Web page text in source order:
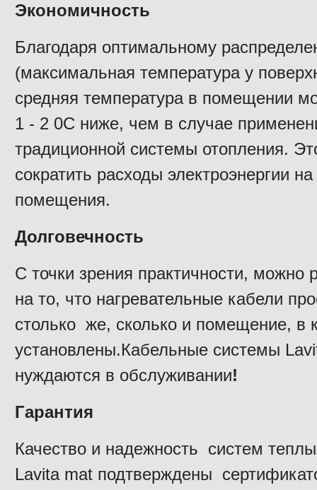
Экономичность
Благодаря оптимальному
(максимальная температура у
средняя температура в помещении
1 - 2 0С ниже, чем в случае
традиционной системы отопления.
сократить расходы электроэнергии
помещения.
Долговечность
С точки зрения практичности, можно
на то, что нагревательные кабели
столько же, сколько и помещение, в
установлены.Кабельные системы
нуждаются в обслуживании!
Гарантия
Качество и надежность систем
Lavita mat подтверждены